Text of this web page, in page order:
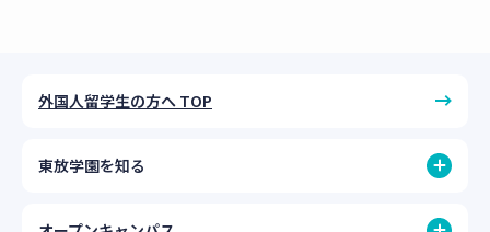
外国人留学生の方へ TOP
東放学園を知る